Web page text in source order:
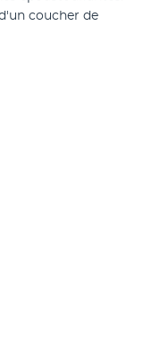
coucher de